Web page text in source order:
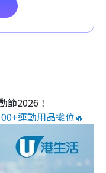
節2026！
運動用品攤位🔥